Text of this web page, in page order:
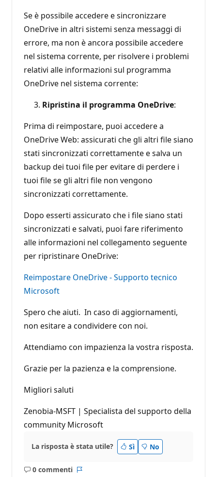
Se è possibile accedere e sincronizzare
OneDrive in altri sistemi senza messaggi di
errore, ma non è ancora possibile accedere
nel sistema corrente, per risolvere i problemi
relativi alle informazioni sul programma
OneDrive nel sistema corrente:
Ripristina il programma OneDrive:
Prima di reimpostare, puoi accedere a
OneDrive Web: assicurati che gli altri file siano
stati sincronizzati correttamente e salva un
backup dei tuoi file per evitare di perdere i
tuoi file se gli altri file non vengono
sincronizzati correttamente.
Dopo esserti assicurato che i file siano stati
sincronizzati e salvati, puoi fare riferimento
alle informazioni nel collegamento seguente
per ripristinare OneDrive:
Reimpostare OneDrive - Supporto tecnico
Microsoft
Spero che aiuti. In caso di aggiornamenti,
non esitare a condividere con noi.
Attendiamo con impazienza la vostra risposta.
Grazie per la pazienza e la comprensione.
Migliori saluti
Zenobia-MSFT | Specialista del supporto della
community Microsoft
La risposta è stata utile? Sì No
0 commenti
Nessun